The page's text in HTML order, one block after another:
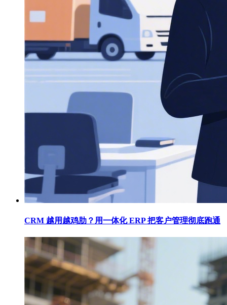
CRM 越用越鸡肋？用一体化 ERP 把客户管理彻底跑通